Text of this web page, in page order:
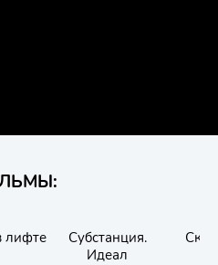
лифте
Субстанция.
Идеал